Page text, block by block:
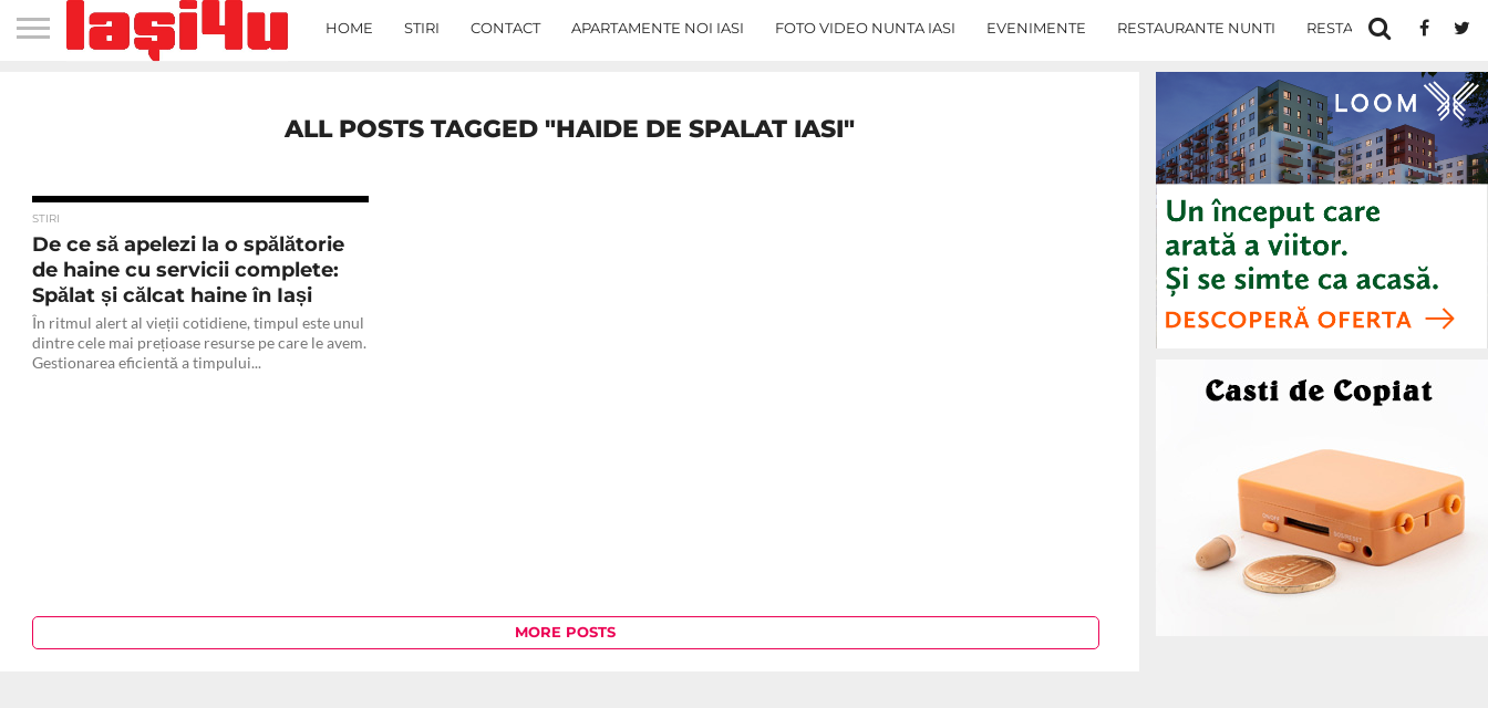
HOME STIRI CONTACT APARTAMENTE NOI IASI FOTO VIDEO NUNTA IASI EVENIMENTE RESTAURANTE NUNTI RESTAURANTE IN IASI
ALL POSTS TAGGED "HAIDE DE SPALAT IASI"
STIRI
De ce să apelezi la o spălătorie
de haine cu servicii complete:
Spălat și călcat haine în Iași
În ritmul alert al vieții cotidiene, timpul este unul
dintre cele mai prețioase resurse pe care le avem.
Gestionarea eficientă a timpului...
MORE POSTS